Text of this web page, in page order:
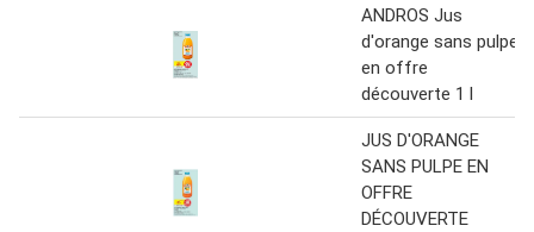
ANDROS Jus
d'orange sans pulpe
en offre
découverte 1 l
JUS D'ORANGE
SANS PULPE EN
OFFRE
DÉCOUVERTE